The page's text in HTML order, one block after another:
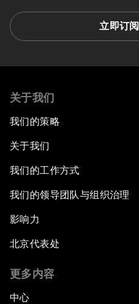
立即订阅
关于我们
我们的策略
关于我们
我们的工作方式
我们的领导团队与组织治理
影响力
北京代表处
更多内容
中心